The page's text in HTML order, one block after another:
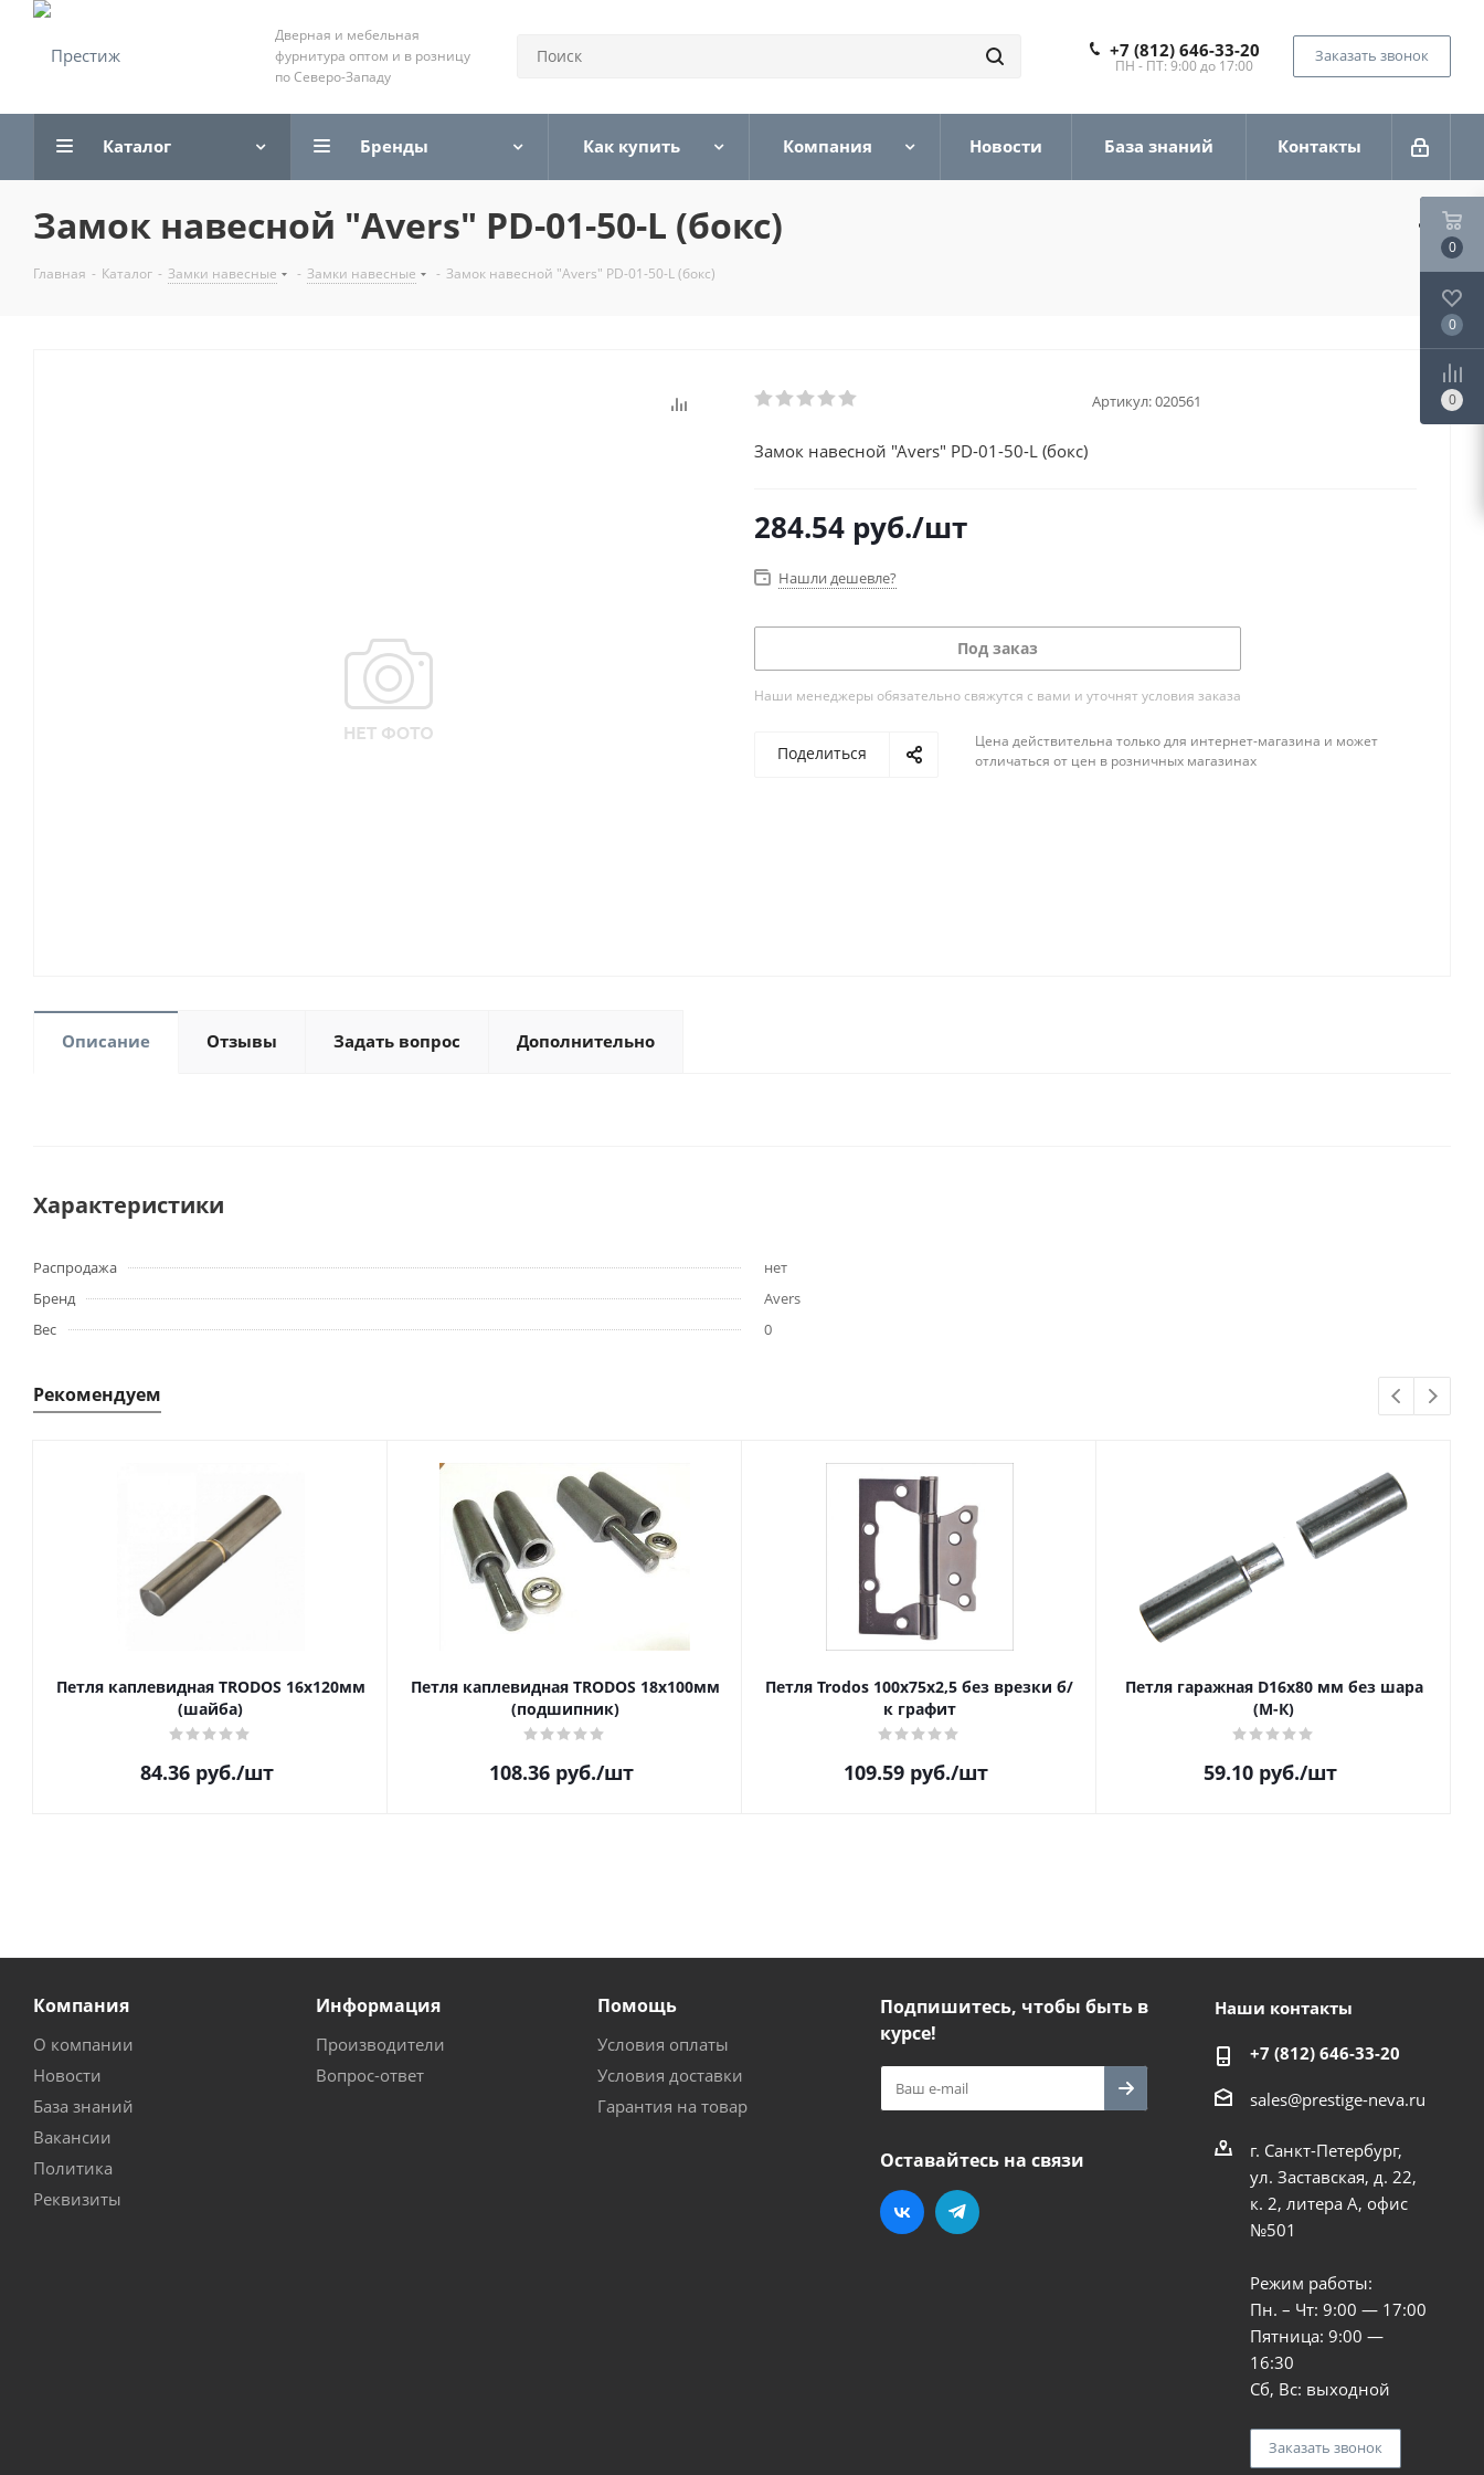
Дверная и мебельная
фурнитура оптом и в розницу
по Северо-Западу
+7 (812) 646-33-20
ПН - ПТ: 9:00 до 17:00
Заказать звонок
Каталог Бренды Как купить Компания Новости База знаний Контакты
Замок навесной "Avers" PD-01-50-L (бокс)
Главная - Каталог - Замки навесные - Замки навесные - Замок навесной "Avers" PD-01-50-L (бокс)
Артикул:020561
Замок навесной "Avers" PD-01-50-L (бокс)
284.54 руб./шт
Нашли дешевле?
Под заказ
Наши менеджеры обязательно свяжутся с вами и уточнят условия заказа
Поделиться
Цена действительна только для интернет-магазина и может
отличаться от цен в розничных магазинах
Описание Отзывы Задать вопрос Дополнительно
Характеристики
Распродажа
нет
Бренд
Avers
Вес
0
Рекомендуем
Петля каплевидная TRODOS 16х120мм
(шайба)
84.36руб./шт
Петля каплевидная TRODOS 18х100мм
(подшипник)
108.36руб./шт
Петля Trodos 100x75x2,5 без врезки б/
к графит
109.59руб./шт
Петля гаражная D16х80 мм без шара
(М-К)
59.10руб./шт
Компания
О компании
Новости
База знаний
Вакансии
Политика
Реквизиты
Информация
Производители
Вопрос-ответ
Помощь
Условия оплаты
Условия доставки
Гарантия на товар
Подпишитесь, чтобы быть в
курсе!
Оставайтесь на связи
Наши контакты
+7 (812) 646-33-20
sales@prestige-neva.ru
г. Санкт-Петербург,
ул. Заставская, д. 22,
к. 2, литера А, офис
№501
Режим работы:
Пн. – Чт: 9:00 — 17:00
Пятница: 9:00 —
16:30
Сб, Вс: выходной
Заказать звонок
0
0
0